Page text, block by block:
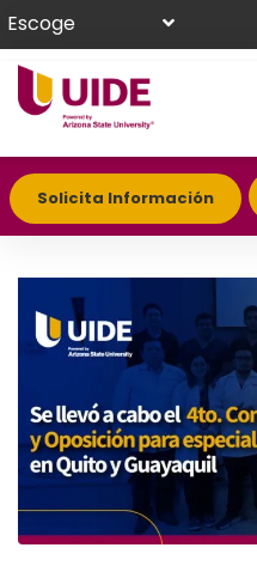
Escoge
Solicita Información